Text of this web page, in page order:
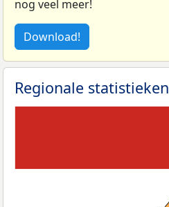
nog veel meer!
Download!
Regionale statistieken